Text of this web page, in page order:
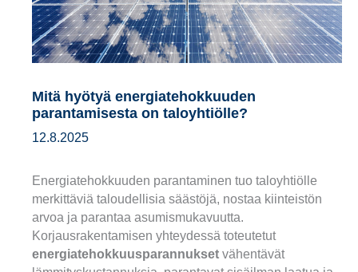
Mitä hyötyä energiatehokkuuden
parantamisesta on taloyhtiölle?
12.8.2025
Energiatehokkuuden parantaminen tuo taloyhtiölle
merkittäviä taloudellisia säästöjä, nostaa kiinteistön
arvoa ja parantaa asumismukavuutta.
Korjausrakentamisen yhteydessä toteutetut
energiatehokkuusparannukset vähentävät